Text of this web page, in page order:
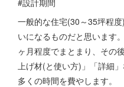
#設計期間
一般的な住宅(30～35坪程
いになるものだと思います
ヶ月程度でまとまり、その
上げ材(と使い方)」「詳細
多くの時間を費やします。